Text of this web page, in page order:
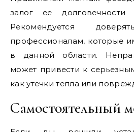
залог ее долговечности
Рекомендуется
профессионалам, которые
в данной области.
может привести к
как утечки тепла или
Самостоятельный